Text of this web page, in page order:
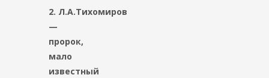
2. Л.А.Тихомиров
—
пророк,
мало
известный